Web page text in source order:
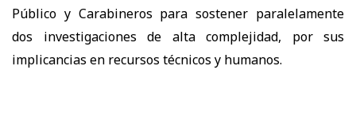
Público y Carabineros para sostener paralelamente
dos investigaciones de alta complejidad, por sus
implicancias en recursos técnicos y humanos.